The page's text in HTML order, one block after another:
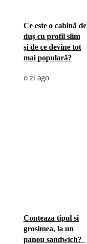
Ce este o cabină de
duș cu profil slim
și de ce devine tot
mai populară?
o zi ago
Conteaza tipul si
grosimea, la un
panou sandwich?